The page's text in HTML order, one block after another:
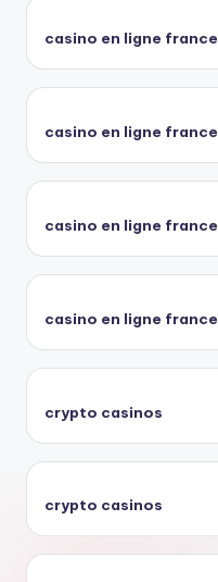
casino en ligne france
casino en ligne france
casino en ligne france
casino en ligne france
crypto casinos
crypto casinos